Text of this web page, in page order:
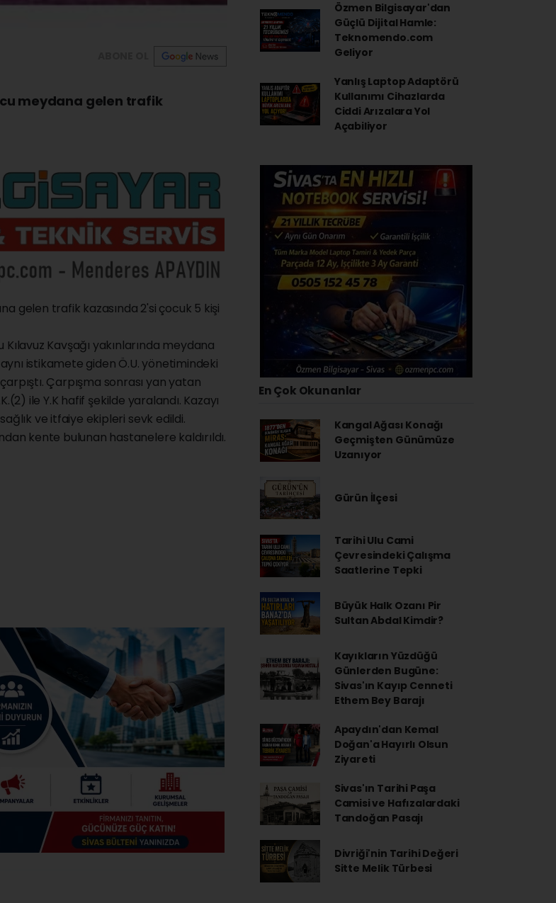
meydana gelen trafik
gelen trafik kazasında 2'si çocuk 5 kişi
Kavşağı yakınlarında meydana
istikamete giden Ö.U. yönetimindeki
Çarpışma sonrası yan yatan
ile Y.K hafif şekilde yaralandı. Kazayı
ve itfaiye ekipleri sevk edildi.
kente bulunan hastanelere kaldırıldı.
Özmen Bilgisayar'dan
Güçlü Dijital Hamle:
Teknomendo.com
Geliyor
Yanlış Laptop Adaptörü
Kullanımı Cihazlarda
Ciddi Arızalara Yol
Açabiliyor
En Çok Okunanlar
Kangal Ağası Konağı
Geçmişten Günümüze
Uzanıyor
Gürün İlçesi
Tarihi Ulu Cami
Çevresindeki Çalışma
Saatlerine Tepki
Büyük Halk Ozanı Pir
Sultan Abdal Kimdir?
Kayıkların Yüzdüğü
Günlerden Bugüne:
Sivas'ın Kayıp Cenneti
Ethem Bey Barajı
Apaydın'dan Kemal
Doğan'a Hayırlı Olsun
Ziyareti
Sivas'ın Tarihi Paşa
Camisi ve Hafızalardaki
Tandoğan Pasajı
Divriği'nin Tarihi Değeri
Sitte Melik Türbesi